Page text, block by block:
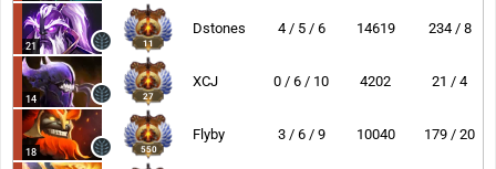
21 11
Dstones 4 / 5 / 6 14619 234 / 8
14 27
XCJ 0 / 6 / 10 4202 21 / 4
18 550
Flyby 3 / 6 / 9 10040 179 / 20